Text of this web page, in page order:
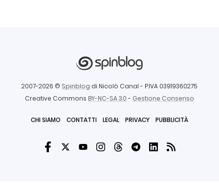
2007-2026 © Spinblog di Nicolò Canal - P.IVA 03919360275
Creative Commons BY-NC-SA 3.0- Gestione Consenso
CHI SIAMO CONTATTI LEGAL PRIVACY PUBBLICITÀ